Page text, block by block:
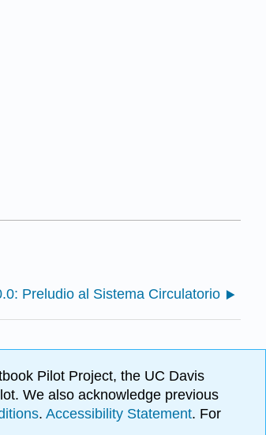
Preludio al Sistema Circulatorio
Pilot Project, the UC Davis
We also acknowledge previous
. Accessibility Statement. For